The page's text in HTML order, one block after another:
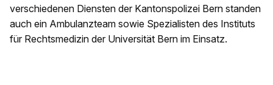
verschiedenen Diensten der Kantonspolizei Bern standen
auch ein Ambulanzteam sowie Spezialisten des Instituts
für Rechtsmedizin der Universität Bern im Einsatz.